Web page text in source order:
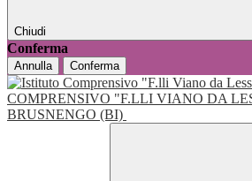
Chiudi
Conferma
Annulla Conferma
COMPRENSIVO "F.LLI VIANO DA
BRUSNENGO (BI)